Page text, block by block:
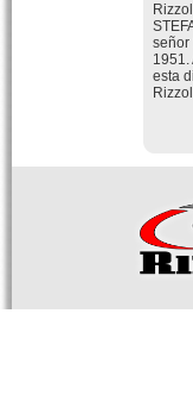
señor
1951.
esta